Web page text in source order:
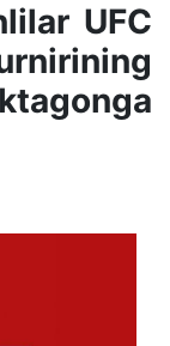
UFC